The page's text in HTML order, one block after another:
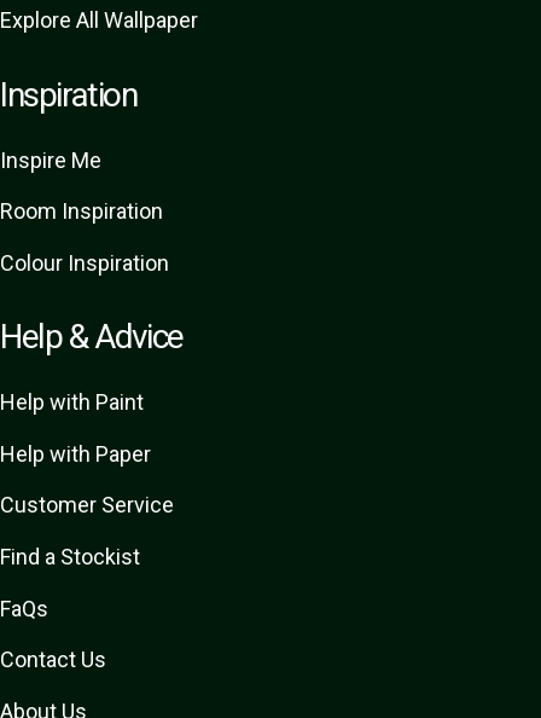
Explore All Wallpaper
Inspiration
Inspire Me
Room Inspiration
Colour Inspiration
Help & Advice
Help with Paint
Help with Paper
Customer Service
Find a Stockist
FaQs
Contact Us
About Us